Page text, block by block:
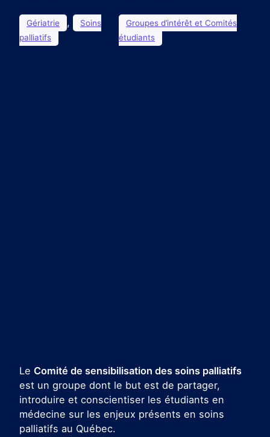
Gériatrie ,
Soins
palliatifs
Groupes d’intérêt et Comités
étudiants
Le Comité de sensibilisation des soins palliatifs
est un groupe dont le but est de partager,
introduire et conscientiser les étudiants en
médecine sur les enjeux présents en soins
palliatifs au Québec.